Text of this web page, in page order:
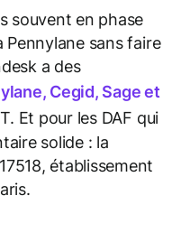
souvent en phase
sans faire
a des
Cegid, Sage et
Et pour les DAF qui
solide : la
établissement